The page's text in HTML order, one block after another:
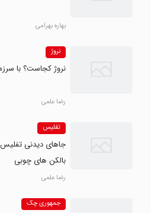
بهاره بهرامی
نروژ
نروژ کجاست؟ با
رضا علمی
تفلیس
جاهای دیدنی
بالکن های چوبی
رضا علمی
جمهوری چک